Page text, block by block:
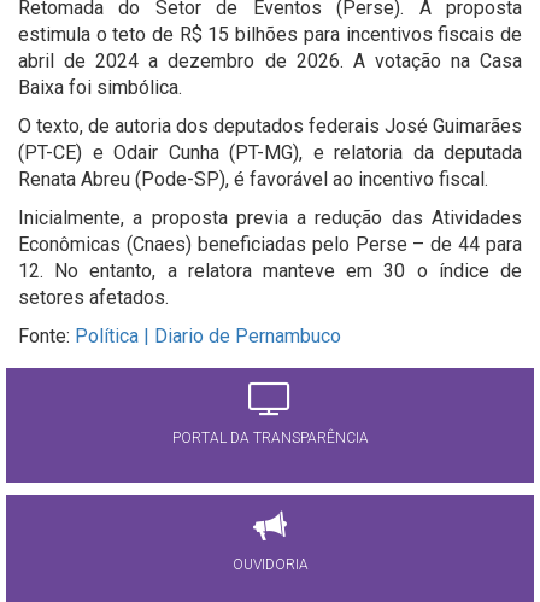
Retomada do Setor de Eventos (Perse). A proposta
estimula o teto de R$ 15 bilhões para incentivos fiscais de
abril de 2024 a dezembro de 2026. A votação na Casa
Baixa foi simbólica.
O texto, de autoria dos deputados federais José Guimarães
(PT-CE) e Odair Cunha (PT-MG), e relatoria da deputada
Renata Abreu (Pode-SP), é favorável ao incentivo fiscal.
Inicialmente, a proposta previa a redução das Atividades
Econômicas (Cnaes) beneficiadas pelo Perse – de 44 para
12. No entanto, a relatora manteve em 30 o índice de
setores afetados.
Fonte: Política | Diario de Pernambuco
PORTAL DA TRANSPARÊNCIA
OUVIDORIA